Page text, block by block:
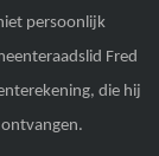
persoonlijk
Fred
die hij